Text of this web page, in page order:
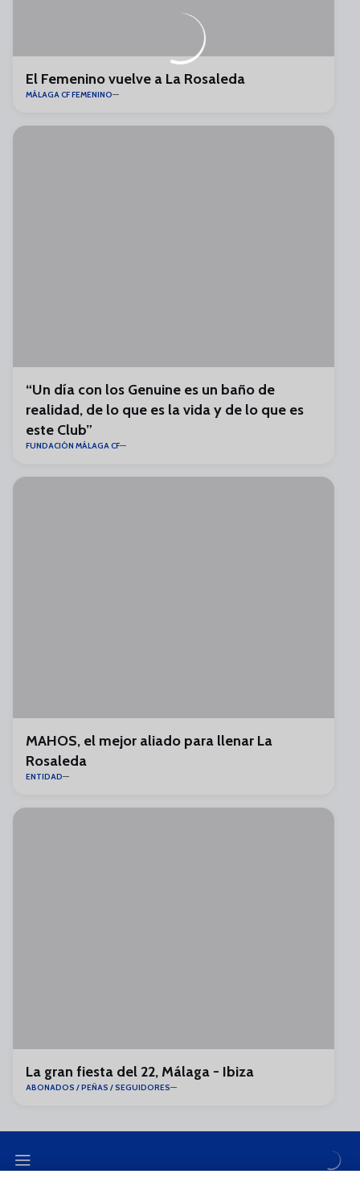
El Femenino vuelve a La Rosaleda
MÁLAGA CF FEMENINO
“Un día con los Genuine es un baño de
realidad, de lo que es la vida y de lo que es
este Club”
FUNDACIÓN MÁLAGA CF
MAHOS, el mejor aliado para llenar La
Rosaleda
ENTIDAD
La gran fiesta del 22, Málaga - Ibiza
ABONADOS / PEÑAS / SEGUIDORES